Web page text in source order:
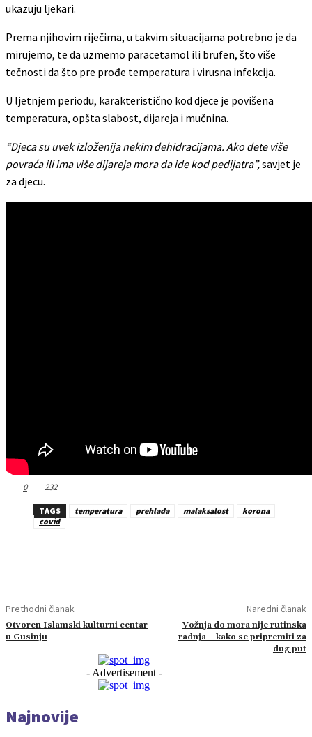
ukazuju ljekari.
Prema njihovim riječima, u takvim situacijama potrebno je da
mirujemo, te da uzmemo paracetamol ili brufen, što više
tečnosti da što pre prođe temperatura i virusna infekcija.
U ljetnjem periodu, karakteristično kod djece je povišena
temperatura, opšta slabost, dijareja i mučnina.
“Djeca su uvek izloženija nekim dehidracijama. Ako dete više
povraća ili ima više dijareja mora da ide kod pedijatra”,savjet je
za djecu.
0 232
TAGS temperatura prehlada malaksalost
korona
covid
Prethodni članak
Otvoren Islamski kulturni centar
u Gusinju
Naredni članak
Vožnja do mora nije rutinska
radnja – kako se pripremiti za
dug put
- Advertisement -
Najnovije